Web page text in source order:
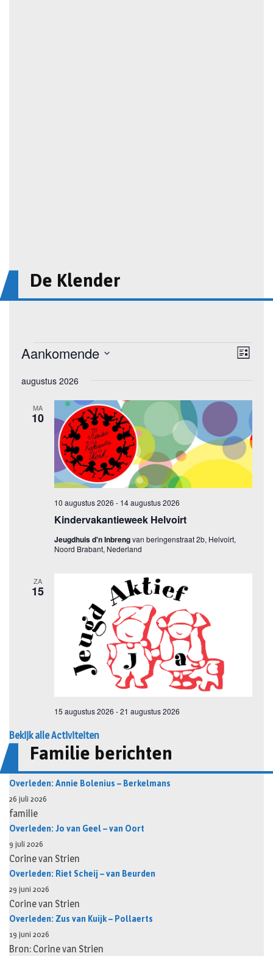
De Klender
Bekijk alle Activiteiten
Familie berichten
Overleden: Annie Bolenius – Berkelmans
26 juli 2026
familie
Overleden: Jo van Geel – van Oort
9 juli 2026
Corine van Strien
Overleden: Riet Scheij – van Beurden
29 juni 2026
Corine van Strien
Overleden: Zus van Kuijk – Pollaerts
19 juni 2026
Bron: Corine van Strien